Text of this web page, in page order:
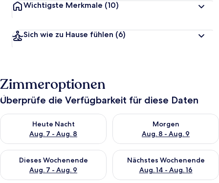
Wichtigste Merkmale (10)
Sich wie zu Hause fühlen (6)
Zimmeroptionen
Überprüfe die Verfügbarkeit für diese Daten
Heute Nacht
Aug. 7 - Aug. 8
Überprüfe die Verfügbarkeit für heute Nacht, Aug. 7 - Aug. 8.
Morgen
Aug. 8 - Aug. 9
Überprüfe die Verfügbarkeit
Dieses Wochenende
Aug. 7 - Aug. 9
Überprüfe die Verfügbarkeit für dieses Wochenende, Aug. 7
Nächstes Wochenende
Aug. 14 - Aug. 16
Überprüfe die Verfügbarkeit